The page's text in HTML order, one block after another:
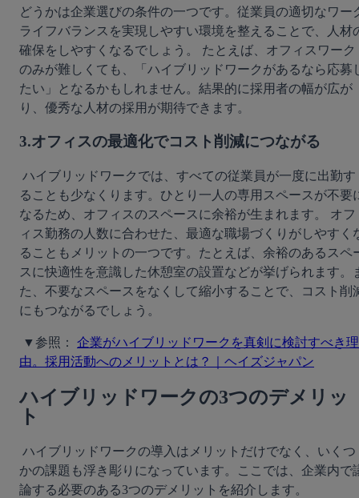
どうかは企業選びの条件の一つです。従業員の適切なワー
ライフバランスを実現しやすい環境を整えることで、人材
確保をしやすくなるでしょう。 たとえば、オフィスワーク
のみが難しくても、「ハイブリッドワークがあるなら応募
たい」となるかもしれません。結果的に採用者の幅が広が
り、優秀な人材の採用が期待できます。
3.オフィスの最適化でコスト削減につながる
ることも少なくります。ひとり一人の専用スペースが不要
なるため、オフィスのスペースに余裕が生まれます。 オフ
ィス勤務の人数に合わせた、最適な職場づくりがしやすく
ることもメリットの一つです。たとえば、余裕のあるスペ
スに快適性を意識した休憩室の設置などが挙げられます。
た、不要なスペースをなくして縮小することで、コスト削
にもつながるでしょう。
▼参照： 企業がハイブリッドワークを真剣に検討すべき理
由。採用活動へのメリットとは？｜ヘイズジャパン
ハイブリッドワークの3つのデメリッ
ト
かの課題も浮き彫りになっています。ここでは、企業内で
論する必要のある3つのデメリットを紹介します。